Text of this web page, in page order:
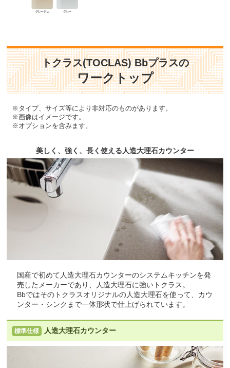
トクラス(TOCLAS) Bbプラスの
ワークトップ
※タイプ、サイズ等により非対応のものがあります。
※画像はイメージです。
※オプションを含みます。
美しく、強く、長く使える人造大理石カウンター
国産で初めて人造大理石カウンターのシステムキッチンを発
売したメーカーであり、人造大理石に強いトクラス。
Bbではそのトクラスオリジナルの人造大理石を使って、カウ
ンター・シンクまで一体形状で仕上げられています。
標準仕様 人造大理石カウンター